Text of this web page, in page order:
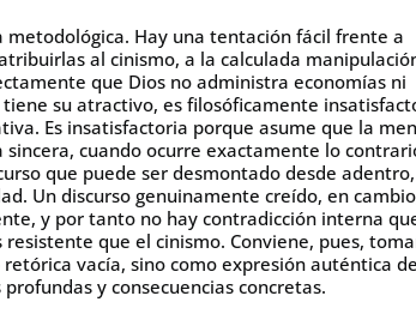
Hay una tentación fácil frente a
al cinismo, a la calculada
que Dios no administra economías ni
su atractivo, es filosóficamente
Es insatisfactoria porque asume que la
cuando ocurre exactamente lo
que puede ser desmontado desde
Un discurso genuinamente creído, en
y por tanto no hay contradicción interna
que el cinismo. Conviene, pues,
vacía, sino como expresión auténtica
y consecuencias concretas.